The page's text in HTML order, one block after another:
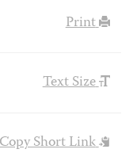
Print
Text Size
Copy Short Link